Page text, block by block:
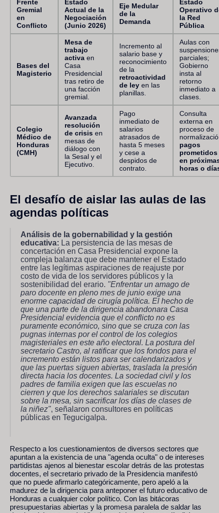
Frente
Gremial
en
Conflicto
Estado
Actual de la
Negociación
(Junio 2026)
Eje Medular
de la
Demanda
Estado
Operativo
la Red
Pública
Bases del
Magisterio
Mesa de
trabajo
activa en
Casa
Presidencial
tras retiro de
una facción
gremial.
Incremento al
salario base y
reconocimiento
de la
retroactividad
de ley en las
planillas.
Aulas con
parciales;
Gobierno
insta al
retorno
inmediato a
clases.
Colegio
Médico de
Honduras
(CMH)
Avanzada
resolución
de crisis en
mesas de
diálogo con
la Sesal y el
Ejecutivo.
Pago
inmediato de
salarios
atrasados de
hasta 5 meses
y cese a
despidos de
contrato.
Consulta
externa en
proceso de
pagos
prometidos
en
horas o
El desafío de aislar las aulas de las
agendas políticas
Análisis de la gobernabilidad y la gestión
educativa: La persistencia de las mesas de
concertación en Casa Presidencial expone la
compleja balanza que debe mantener el Estado
entre las legítimas aspiraciones de reajuste por
costo de vida de los servidores públicos y la
sostenibilidad del erario. "Enfrentar un amago de
paro docente en pleno mes de junio exige una
enorme capacidad de cirugía política. El hecho de
que una parte de la dirigencia abandonara Casa
Presidencial evidencia que el conflicto no es
puramente económico, sino que se cruza con las
pugnas internas por el control de los colegios
magisteriales en este año electoral. La postura del
secretario Castro, al ratificar que los fondos para el
incremento están listos para ser calendarizados y
que las puertas siguen abiertas, traslada la presión
directa hacia los docentes. La sociedad civil y los
padres de familia exigen que las escuelas no
cierren y que los derechos salariales se discutan
sobre la mesa, sin sacrificar los días de clases de
la niñez", señalaron consultores en políticas
públicas en Tegucigalpa.
Respecto a los cuestionamientos de diversos sectores que
apuntan a la existencia de una "agenda oculta" o de intereses
partidistas ajenos al bienestar escolar detrás de las protestas
docentes, el secretario privado de la Presidencia manifestó
que no puede afirmarlo categóricamente, pero apeló a la
madurez de la dirigencia para anteponer el futuro educativo de
Honduras a cualquier color político. Con las bitácoras
presupuestarias abiertas y la promesa paralela de saldar las